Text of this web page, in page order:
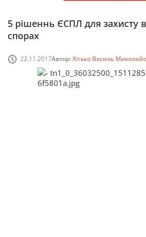
5 рішеннь ЄСПЛ для захисту
спорах
22.11.2017Автор:Хітько Василь